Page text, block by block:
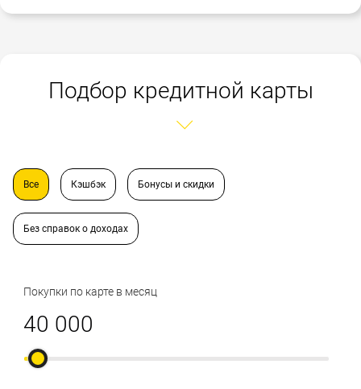
Подбор кредитной карты
Все Кэшбэк Бонусы и скидки
Без справок о доходах
Покупки по карте в месяц